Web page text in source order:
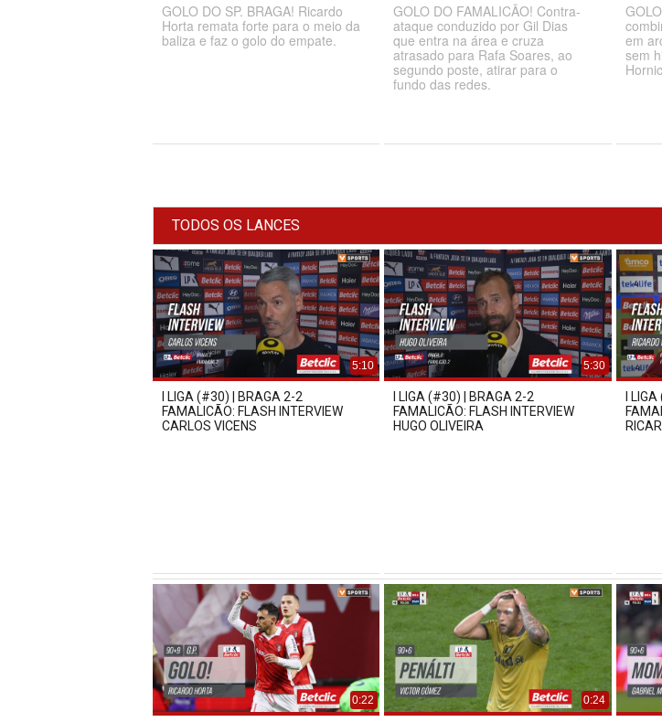
GOLO DO SP. BRAGA! Ricardo
Horta remata forte para o meio da
baliza e faz o golo do empate.
GOLO DO FAMALICÃO! Contra-
ataque conduzido por Gil Dias
que entra na área e cruza
atrasado para Rafa Soares, ao
segundo poste, atirar para o
fundo das redes.
em
sem
TODOS OS LANCES
5:10
I LIGA (#30) | BRAGA 2-2
FAMALICÃO: FLASH INTERVIEW
CARLOS VICENS
5:30
I LIGA (#30) | BRAGA 2-2
FAMALICÃO: FLASH INTERVIEW
HUGO OLIVEIRA
I
0:22 0:24